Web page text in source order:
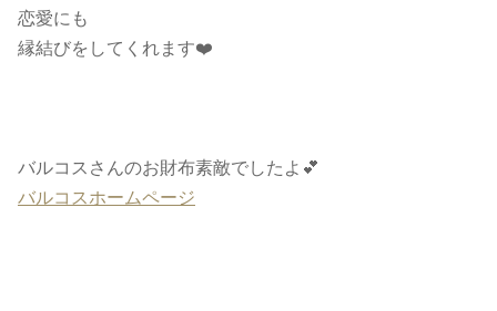
恋愛にも
縁結びをしてくれます❤️
バルコスさんのお財布素敵でしたよ💕
バルコスホームページ